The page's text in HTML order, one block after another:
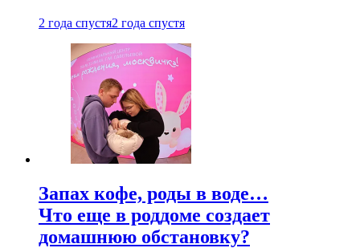
2 года спустя2 года спустя
Запах кофе, роды в воде…
Что еще в роддоме создает
домашнюю обстановку?